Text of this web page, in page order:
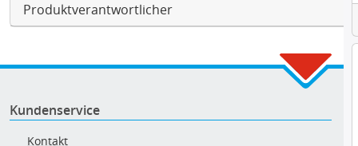
Produktverantwortlicher
Kundenservice
Kontakt